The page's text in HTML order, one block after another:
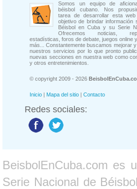
Somos un equipo de
béisbol cubano. Nos
tarea de desarrollar esta
objetivo de brindar información
Béisbol en Cuba y su Serie
Ofrecemos noticias,
estadísticas, foros de debate, juegos online
más... Constantemente buscamos mejorar
nuestros servicios por lo que pronto
nuevas secciones en nuestra web como
y otros entretenimientos.
© copyright 2009 - 2026
Inicio | Mapa del sitio | Contacto
Redes sociales:
BeisbolEnCuba.com es
Serie Nacional de